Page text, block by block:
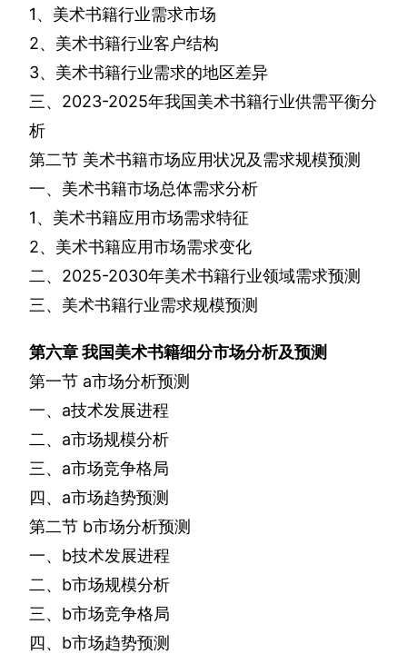
1、美术书籍行业需求市场
2、美术书籍行业客户结构
3、美术书籍行业需求的地区差异
三、 2023-2025年我国美术书籍行业供需平衡分
析
第二节 美术书籍市场应用状况及需求规模预测
一、美术书籍市场总体需求分析
1、美术书籍应用市场需求特征
2、美术书籍应用市场需求变化
二、 2025-2030年美术书籍行业领域需求预测
三、美术书籍行业需求规模预测
第六章我国美术书籍细分市场分析及预测
第一节 a市场分析预测
一、 a技术发展进程
二、 a市场规模分析
三、 a市场竞争格局
四、 a市场趋势预测
第二节 b市场分析预测
一、 b技术发展进程
二、 b市场规模分析
三、 b市场竞争格局
四、 b市场趋势预测